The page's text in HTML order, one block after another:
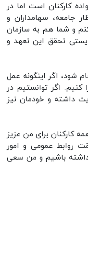
کارکنان است اما در
سهامداران و
و شما هم به سازمان
تحقق این تعهد و
اگر اینگونه عمل
اگر توانستیم در
داشته و خودمان نیز
برای من عزیز
روابط عمومی و امور
ارتباط داشته باشیم و من سعی